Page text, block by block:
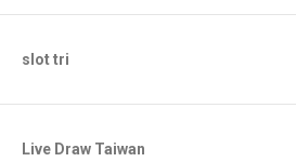
slot tri
Live Draw Taiwan